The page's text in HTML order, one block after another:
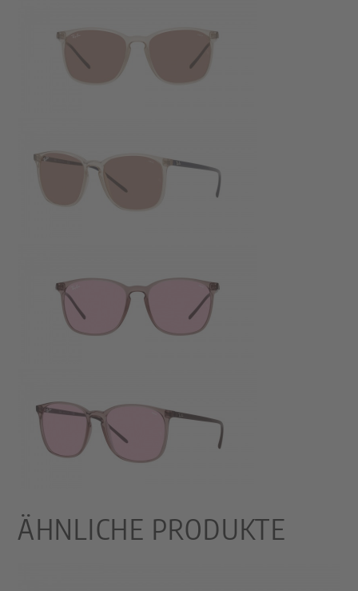
ÄHNLICHE PRODUKTE